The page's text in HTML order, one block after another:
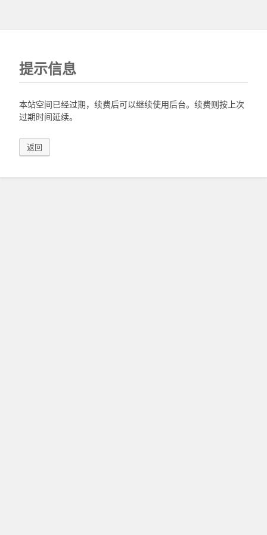
提示信息
本站空间已经过期，续费后可以继续使用后台。续费则按上次
过期时间延续。
返回